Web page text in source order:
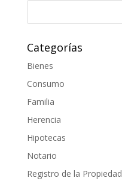
Categorías
Bienes
Consumo
Familia
Herencia
Hipotecas
Notario
Registro de la Propiedad